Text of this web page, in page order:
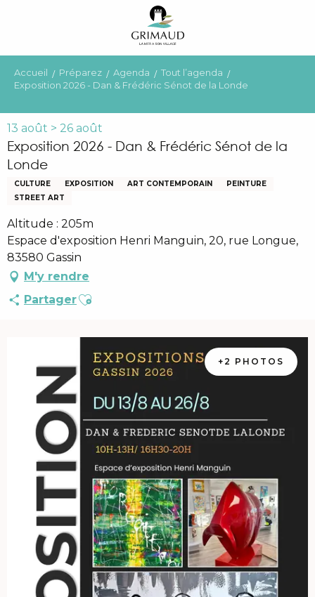
principal
Accueil Préparez Agenda
Tout l’agenda
Exposition 2026 - Dan & Frédéric Sénot de la Londe
13 août > 26 août
Exposition 2026 - Dan & Frédéric Sénot de la
Londe
CULTURE EXPOSITION ART CONTEMPORAIN
PEINTURE
STREET ART
Altitude : 205m
Espace d'exposition Henri Manguin, 20, rue Longue,
83580 Gassin
M'y rendre
PartagerAjouter aux favoris
+2 PHOTOS